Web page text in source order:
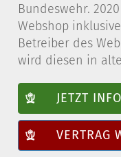
Bundeswehr.
Webshop
Betreiber des
wird diesen in
JETZT
VERTRAG